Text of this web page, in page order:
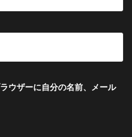
ウザーに自分の名前、メール